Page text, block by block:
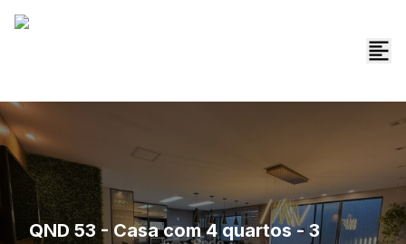
QND 53 - Casa com 4 quartos - 3